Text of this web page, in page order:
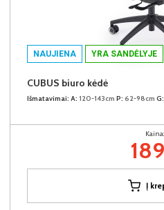
NAUJIENA YRA SANDĖLYJE
CUBUS biuro kėdė
Išmatavimai: A: 120-143cm P: 62-98cm G:
Kaina:
Į